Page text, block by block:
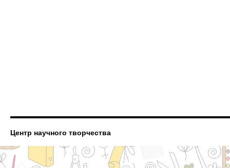
Центр научного творчества